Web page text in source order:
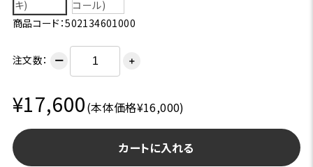
商品コード：502134601000
注文数： ー ＋
¥17,600(本体価格¥16,000)
カートに入れる